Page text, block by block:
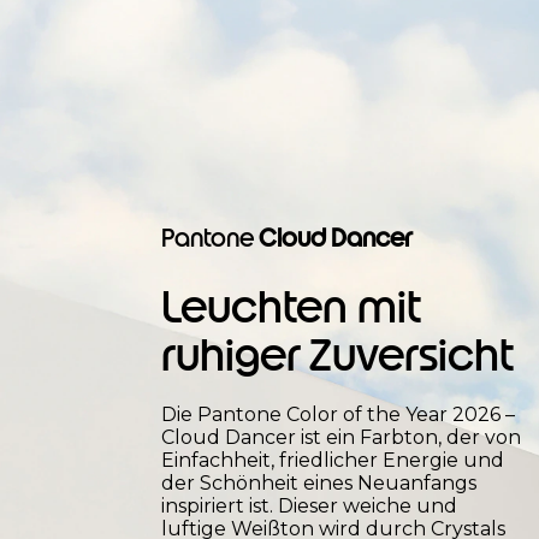
PantoneCloud Dancer
Leuchten mit
ruhiger Zuversicht
Die Pantone Color of the Year 2026 –
Cloud Dancer ist ein Farbton, der von
Einfachheit, friedlicher Energie und
der Schönheit eines Neuanfangs
inspiriert ist. Dieser weiche und
luftige Weißton wird durch Crystals